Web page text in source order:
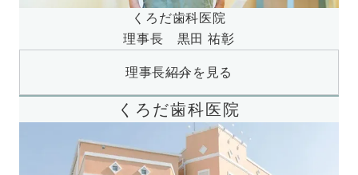
くろだ歯科医院
理事長 黒田 祐彰
理事長紹介を見る
くろだ歯科医院